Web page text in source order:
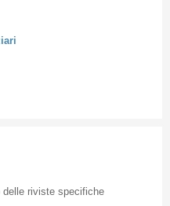
riviste specifiche